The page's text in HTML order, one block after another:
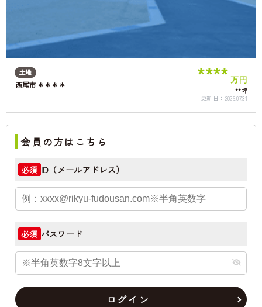
土地
西尾市＊＊＊＊ **** 万円
**坪
更新日： 2026.07.31
会員の方はこちら
必須 ID（メールアドレス）
必須 パスワード
ログイン